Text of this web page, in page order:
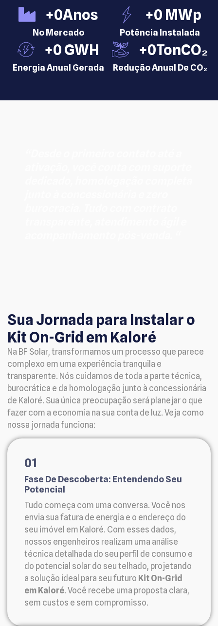
+0Anos
No Mercado
+0 MWp
Potência Instalada
+0 GWH
Energia Anual Gerada
+0TonCO₂
Redução Anual De CO₂
Sua Jornada para Instalar o
Kit On-Grid em Kaloré
Na BF Solar, transformamos um processo que parece
complexo em uma experiência tranquila e
transparente. Nós cuidamos de toda a parte técnica,
burocrática e da homologação junto à concessionária
de Kaloré. Sua única preocupação será planejar o que
fazer com a economia na sua conta de luz. Veja como
nossa jornada funciona:
01
Fase De Descoberta: Entendendo Seu
Potencial
Tudo começa com uma conversa. Você nos
envia sua fatura de energia e o endereço do
seu imóvel em Kaloré. Com esses dados,
nossos engenheiros realizam uma análise
técnica detalhada do seu perfil de consumo e
do potencial solar do seu telhado, projetando
a solução ideal para seu futuro Kit On-Grid
em Kaloré. Você recebe uma proposta clara,
sem custos e sem compromisso.